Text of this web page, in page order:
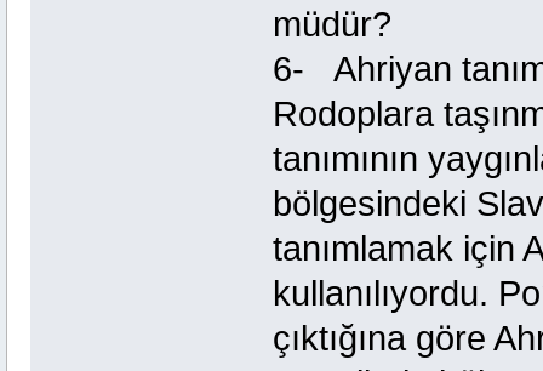
müdür?
6- Ahriyan
Rodoplara
tanımının
bölgesindeki
tanımlamak için
kullanılıyordu.
çıktığına göre